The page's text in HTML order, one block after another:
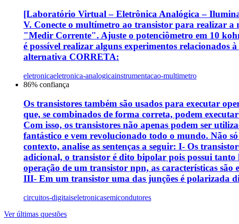
[Laboratório Virtual – Eletrônica Analógica –
V. Conecte o multímetro ao transistor para realizar a
"Medir Corrente". Ajuste o potenciômetro em 10
é possível realizar alguns experimentos relacionados
alternativa CORRETA:
eletronicaeletronica-analogicainstrumentacao-multimetro
86% confiança
Os transistores também são usados para executar
que, se combinados de forma correta, podem
Com isso, os transistores não apenas podem ser
fantástico e vem revolucionado todo o mundo. Não
contexto, analise as sentenças a seguir: I- Os
adicional, o transistor é dito bipolar pois possui
operação de um transistor npn, as características são
III- Em um transistor uma das junções é polarizada
circuitos-digitaiseletronicasemicondutores
Ver últimas questões